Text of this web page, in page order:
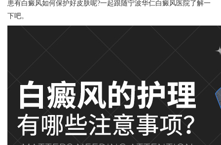
患有白癜风如何保护好皮肤呢?一起跟随宁波华仁白癜风医院了解一
下吧。